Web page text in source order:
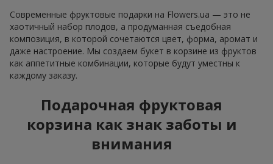
Современные фруктовые подарки на Flowers.ua — это не
хаотичный набор плодов, а продуманная съедобная
композиция, в которой сочетаются цвет, форма, аромат и
даже настроение. Мы создаем букет в корзине из фруктов
как аппетитные комбинации, которые будут уместны к
каждому заказу.
Подарочная фруктовая
корзина как знак заботы и
внимания